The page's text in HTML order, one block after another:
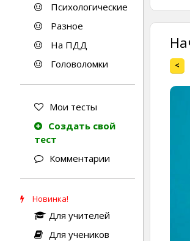
Психологические
Разное
На ПДД
Головоломки
Мои тесты
Создать свой
тест
Комментарии
Новинка!
Для учителей
Для учеников
<